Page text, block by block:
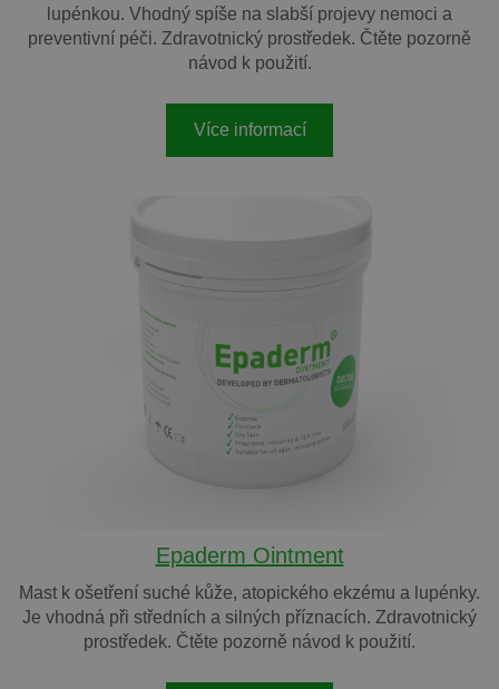
lupénkou. Vhodný spíše na slabší projevy nemoci a
preventivní péči. Zdravotnický prostředek. Čtěte pozorně
návod k použití.
Více informací
Epaderm Ointment
Mast k ošetření suché kůže, atopického ekzému a lupénky.
Je vhodná při středních a silných příznacích. Zdravotnický
prostředek. Čtěte pozorně návod k použití.